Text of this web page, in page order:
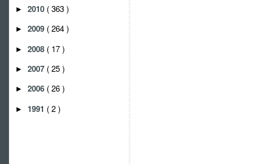
► 2010 ( 363 )
► 2009 ( 264 )
► 2008 ( 17 )
► 2007 ( 25 )
► 2006 ( 26 )
► 1991 ( 2 )